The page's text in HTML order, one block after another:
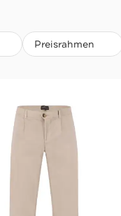
Preisrahmen